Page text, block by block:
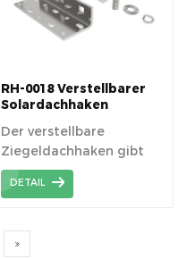
RH-0018 Verstellbarer
Solardachhaken
Der verstellbare
Ziegeldachhaken gibt
Ihnen unterschiedliche
Höhen für die
DETAIL